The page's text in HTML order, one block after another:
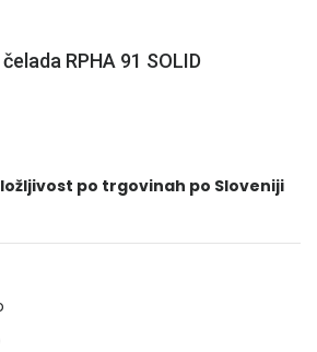
RPHA 91 SOLID
po trgovinah po Sloveniji